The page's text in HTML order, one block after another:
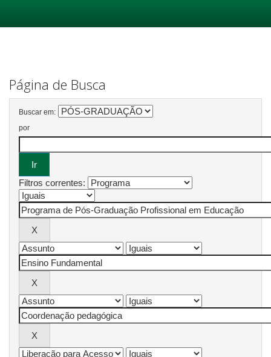
Página de Busca
Buscar em:
por
Filtros correntes: